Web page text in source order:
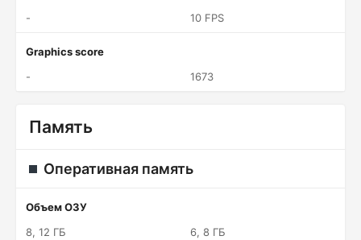
-
10 FPS
Graphics score
-
1673
Память
Оперативная память
Объем ОЗУ
8, 12 ГБ
6, 8 ГБ